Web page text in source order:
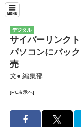
デジタル
サイバーリンク
パソコンにバッ
売
文● 編集部
[PC表示へ]